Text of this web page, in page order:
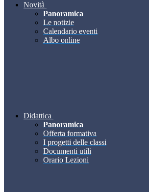
Novità
Panoramica
Le notizie
Calendario eventi
Albo online
Didattica
Panoramica
Offerta formativa
I progetti delle classi
Documenti utili
Orario Lezioni